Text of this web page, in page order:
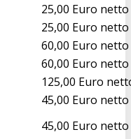
25,00 Euro netto
25,00 Euro netto
60,00 Euro netto
60,00 Euro netto
125,00 Euro
45,00 Euro netto
45,00 Euro netto